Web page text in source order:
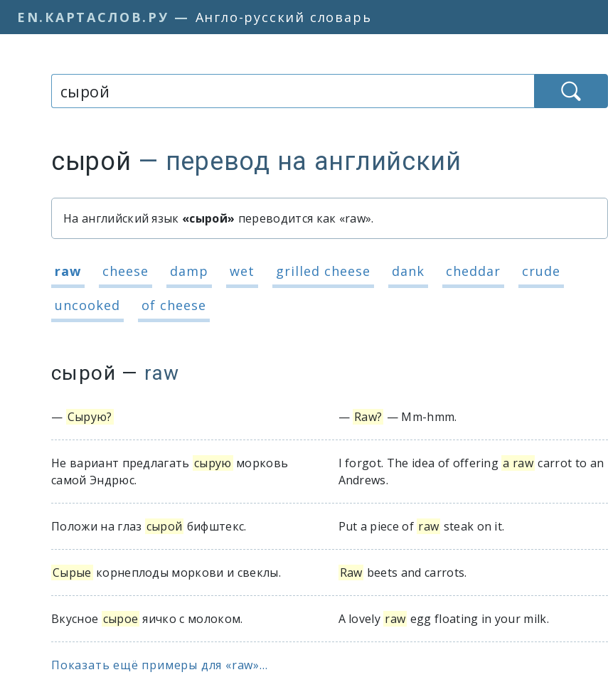
EN.КАРТАСЛОВ.РУ — Англо-русский словарь
Слово или фраза:
сырой — перевод на английский
Быстрый перевод слова «сырой»
На английский язык «сырой» переводится как «raw».
Варианты перевода слова «сырой»
raw cheese damp wet grilled cheese dank cheddar
crude
uncooked
of cheese
сырой — raw
— Сырую? — Raw? — Mm-hmm.
Не вариант предлагать сырую морковь
самой Эндрюс.
I forgot. The idea of offering a raw carrot to an
Andrews.
Положи на глаз сырой бифштекс. Put a piece of raw steak on it.
Сырые корнеплоды моркови и свеклы. Raw beets and carrots.
Вкусное сырое яичко с молоком. A lovely raw egg floating in your milk.
Показать ещё примеры для «raw»...